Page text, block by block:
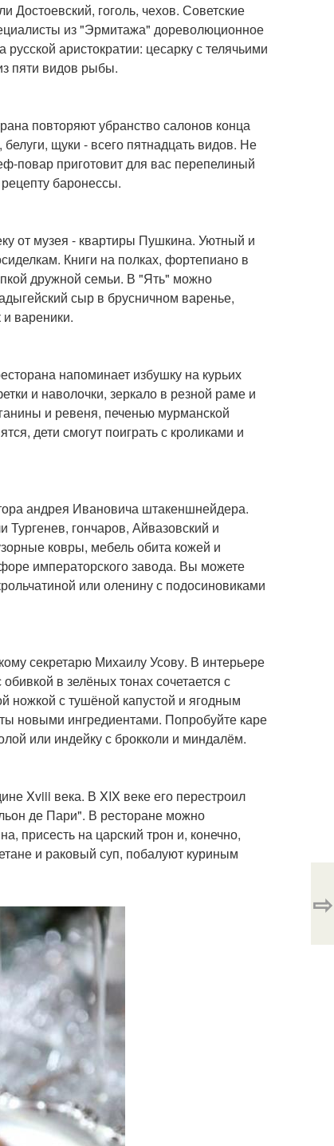
Достоевский, гоголь, чехов. Советские
из "Эрмитажа" дореволюционное
аристократии: цесарку с телячьими
пяти видов рыбы.
повторяют убранство салонов конца
щуки - всего пятнадцать видов. Не
повар приготовит для вас перепелиный
баронессы.
от музея - квартиры Пушкина. Уютный и
Книги на полках, фортепиано в
дружной семьи. В "Ять" можно
сыр в брусничном варенье,
вареники.
напоминает избушку на курьих
и наволочки, зеркало в резной раме и
и ревеня, печенью мурманской
дети смогут поиграть с кроликами и
андрея Ивановича штакеншнейдера.
гончаров, Айвазовский и
ковры, мебель обита кожей и
императорского завода. Вы можете
или оленину с подосиновиками
секретарю Михаилу Усову. В интерьере
в зелёных тонах сочетается с
ножкой с тушёной капустой и ягодным
новыми ингредиентами. Попробуйте каре
или индейку с брокколи и миндалём.
Xviii века. В XIX веке его перестроил
де Пари". В ресторане можно
присесть на царский трон и, конечно,
и раковый суп, побалуют куриным
⇨